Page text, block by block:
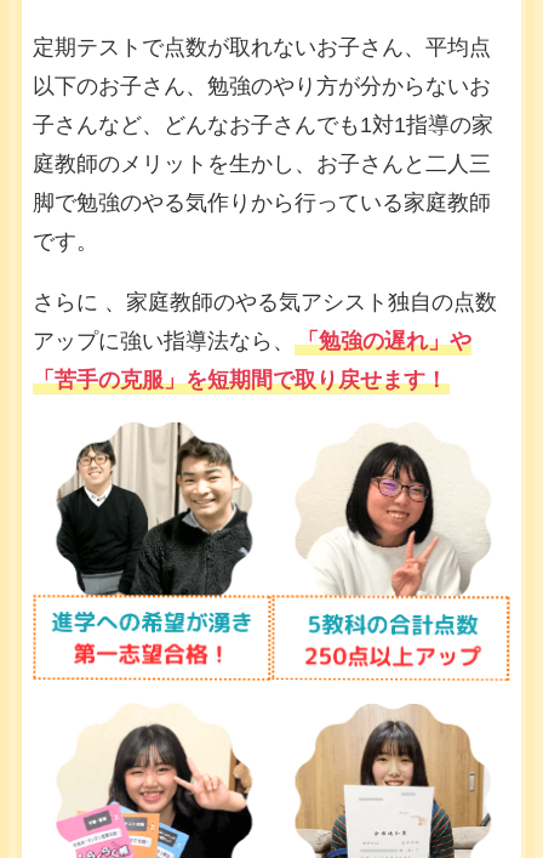
定期テストで点数が取れないお子さん、平均点
以下のお子さん、勉強のやり方が分からないお
子さんなど、どんなお子さんでも1対1指導の家
庭教師のメリットを生かし、お子さんと二人三
脚で勉強のやる気作りから行っている家庭教師
です。
さらに 、家庭教師のやる気アシスト独自の点数
アップに強い指導法なら、 「勉強の遅れ」や
「苦手の克服」を短期間で取り戻せます！